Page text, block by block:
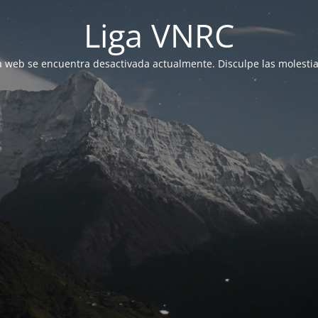
Liga VNRC
web se encuentra desactivada actualmente. Disculpe las